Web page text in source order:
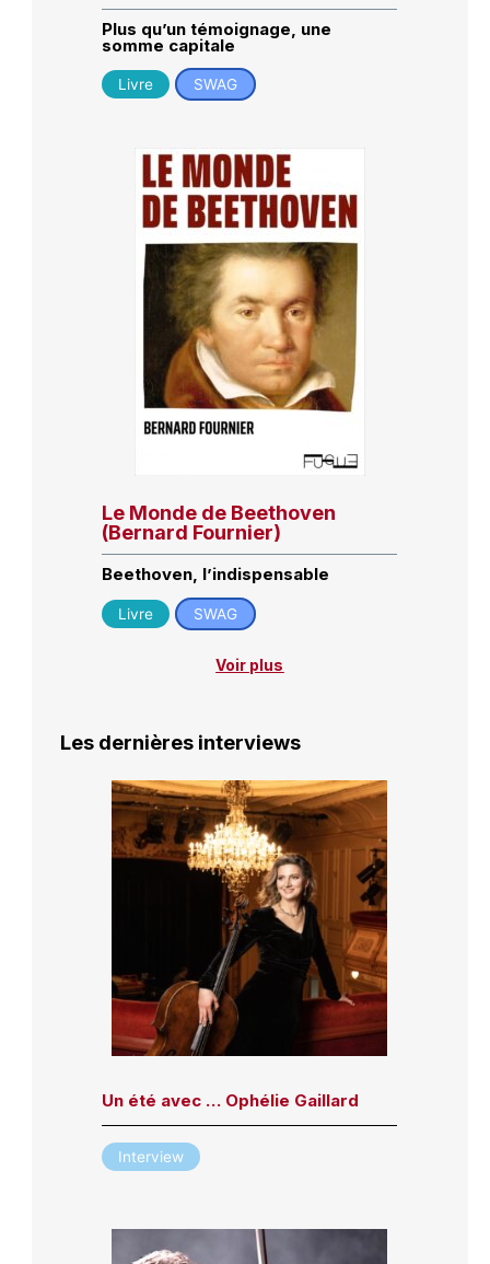
Plus qu’un témoignage, une
somme capitale
Livre SWAG
Le Monde de Beethoven
(Bernard Fournier)
Beethoven, l’indispensable
Livre SWAG
Voir plus
Les dernières interviews
Un été avec … Ophélie Gaillard
Interview